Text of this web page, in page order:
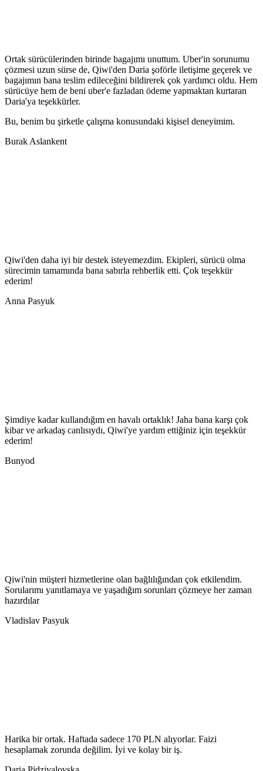
Ortak sürücülerinden birinde bagajımı unuttum. Uber'in sorunumu
çözmesi uzun sürse de, Qiwi'den Daria şoförle iletişime geçerek ve
bagajımın bana teslim edileceğini bildirerek çok yardımcı oldu. Hem
sürücüye hem de beni uber'e fazladan ödeme yapmaktan kurtaran
Daria'ya teşekkürler.
Bu, benim bu şirketle çalışma konusundaki kişisel deneyimim.
Burak Aslankent
Qiwi'den daha iyi bir destek isteyemezdim. Ekipleri, sürücü olma
sürecimin tamamında bana sabırla rehberlik etti. Çok teşekkür
ederim!
Anna Pasyuk
Şimdiye kadar kullandığım en havalı ortaklık! Jaha bana karşı çok
kibar ve arkadaş canlısıydı, Qiwi'ye yardım ettiğiniz için teşekkür
ederim!
Bunyod
Qiwi'nin müşteri hizmetlerine olan bağlılığından çok etkilendim.
Sorularımı yanıtlamaya ve yaşadığım sorunları çözmeye her zaman
hazırdılar
Vladislav Pasyuk
Harika bir ortak. Haftada sadece 170 PLN alıyorlar. Faizi
hesaplamak zorunda değilim. İyi ve kolay bir iş.